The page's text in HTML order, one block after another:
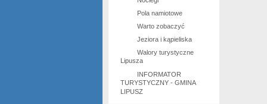
Pola namiotowe
Warto zobaczyć
Jeziora i kąpieliska
Walory turystyczne
Lipusza
INFORMATOR
TURYSTYCZNY - GMINA
LIPUSZ